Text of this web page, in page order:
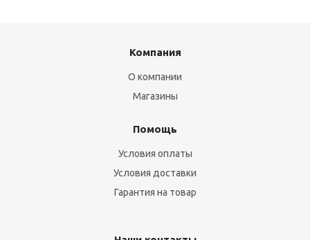
Компания
О компании
Магазины
Помощь
Условия оплаты
Условия доставки
Гарантия на товар